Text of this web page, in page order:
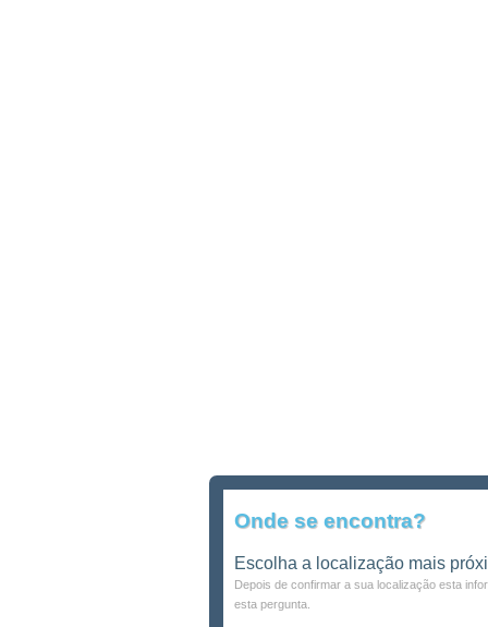
Onde se encontra?
Escolha a localização mais
Depois de confirmar a sua localização esta
esta pergunta.